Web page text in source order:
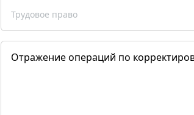
Трудовое право
Отражение операций по